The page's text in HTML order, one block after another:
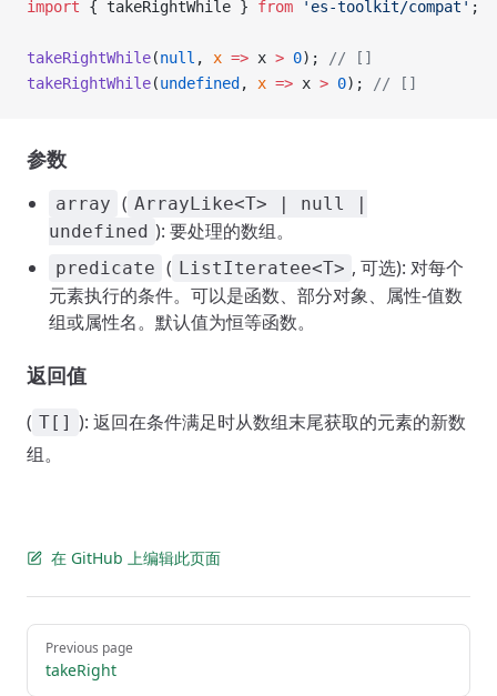
import { takeRightWhile } from 'es-toolkit/compat' ;
takeRightWhile(null , x => x > 0);
// []
takeRightWhile(undefined , x => x > 0); // []
参数
array ( ArrayLike<T> | null |
undefined ): 要处理的数组。
predicate ( ListIteratee<T> , 可选): 对每个
元素执行的条件。可以是函数、部分对象、属性-值数
组或属性名。默认值为恒等函数。
返回值
( T[] ): 返回在条件满足时从数组末尾获取的元素的新数
组。
在 GitHub 上编辑此页面
Pager
Previous page
takeRight